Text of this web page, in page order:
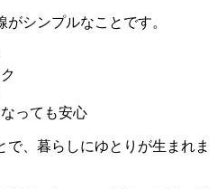
シンプルなことです。
っても安心
、暮らしにゆとりが生まれま